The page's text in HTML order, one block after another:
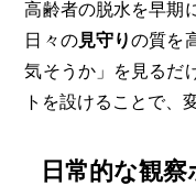
高齢者の脱水を早期
日々の見守りの質を
気そうか」を見るだ
トを設けることで、
日常的な観